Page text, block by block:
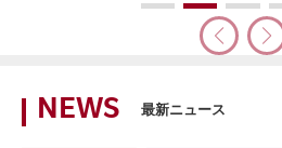
NEWS 最新ニュース